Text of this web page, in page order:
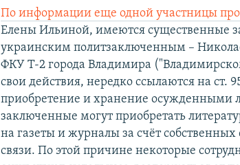
По информации еще одной участницы
Елены Ильиной, имеются существенные
украинским политзаключенным –
ФКУ Т-2 города Владимира
свои действия, нередко ссылаются на
приобретение и хранение осужденными
заключенные могут приобретать
на газеты и журналы за счёт собственных
связи. По этой причине некоторые